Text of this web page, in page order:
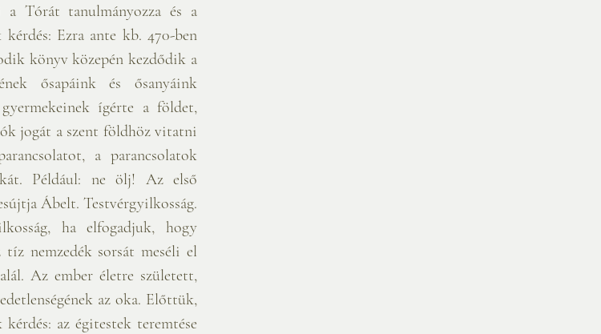
a Tórát tanulmányozza és a
Ezra ante kb. 470-ben
könyv közepén kezdődik a
ősapáink és ősanyáink
ígérte a földet,
jogát a szent földhöz vitatni
a parancsolatok
Például: ne ölj! Az első
Ábelt. Testvérgyilkosság.
ha elfogadjuk, hogy
nemzedék sorsát meséli el
Az ember életre született,
az oka. Előttük,
az égitestek teremtése